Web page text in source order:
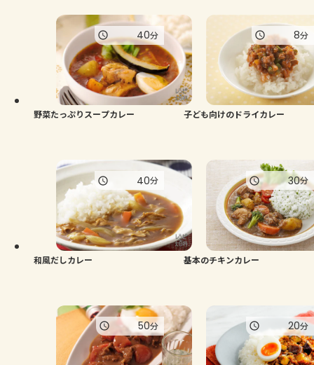
野菜たっぷりスープカレー
40分
子ども向けのドライカレー
8分
和風だしカレー
40分
基本のチキンカレー
30分
50分 20分